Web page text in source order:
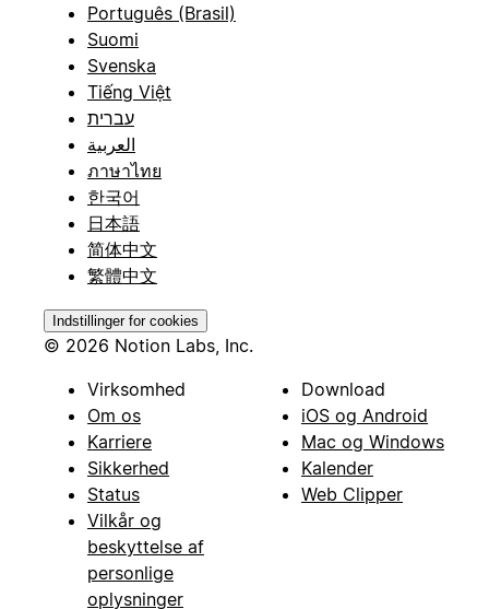
Português (Brasil)
Suomi
Svenska
Tiếng Việt
עברית
العربية
ภาษาไทย
한국어
日本語
简体中文
繁體中文
Indstillinger for cookies
© 2026 Notion Labs, Inc.
Virksomhed
Om os
Karriere
Sikkerhed
Status
Vilkår og
beskyttelse af
personlige
oplysninger
Download
iOS og Android
Mac og Windows
Kalender
Web Clipper